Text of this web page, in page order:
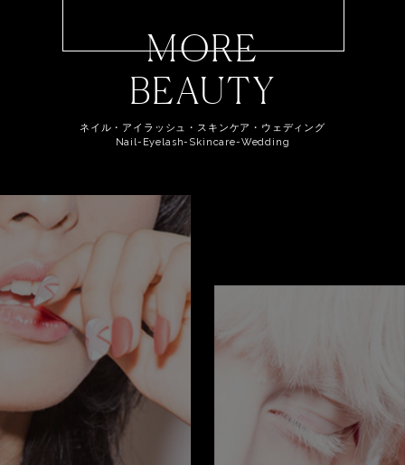
MORE
BEAUTY
ネイル・アイラッシュ・スキンケア・ウェディング
Nail-Eyelash-Skincare-Wedding